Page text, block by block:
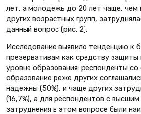
лет, а молодежь до 20 лет чаще, чем
других возрастных групп,
данный вопрос (рис. 2).
Исследование выявило тенденцию к
презервативам как средству
уровне образования: респонденты со
образование реже других
надежны (50%), и чаще других
(16,7%), а для респондентов с
затруднения в этом вопросе были